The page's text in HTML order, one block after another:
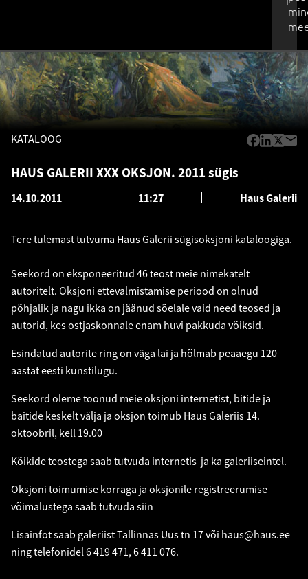
KATALOOG
HAUS GALERII XXX OKSJON. 2011 sügis
14.10.2011 11:27 Haus Galerii
Tere tulemast tutvuma Haus Galerii sügisoksjoni kataloogiga.
Seekord on eksponeeritud 46 teost meie nimekatelt
autoritelt. Oksjoni ettevalmistamise periood on olnud
põhjalik ja nagu ikka on jäänud sõelale vaid need teosed ja
autorid, kes ostjaskonnale enam huvi pakkuda võiksid.
Esindatud autorite ring on väga lai ja hõlmab peaaegu 120
aastat eesti kunstilugu.
Seekord oleme toonud meie oksjoni internetist, bitide ja
baitide keskelt välja ja oksjon toimub Haus Galeriis 14.
oktoobril, kell 19.00
Kõikide teostega saab tutvuda internetis ja ka galeriiseintel.
Oksjoni toimumise korraga ja oksjonile registreerumise
võimalustega saab tutvuda siin
Lisainfot saab galeriist Tallinnas Uus tn 17 või haus@haus.ee
ning telefonidel 6 419 471, 6 411 076.